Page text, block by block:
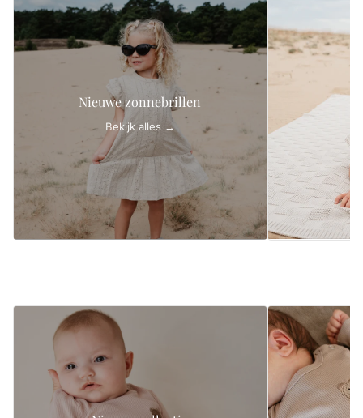
Nieuwe zonnebrillen
Bekijk alles →